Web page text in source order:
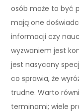
osób może to być
mają one
informacji czy
wyzwaniem jest
jest nasycony
co sprawia, że
trudne. Warto
terminami; wiele